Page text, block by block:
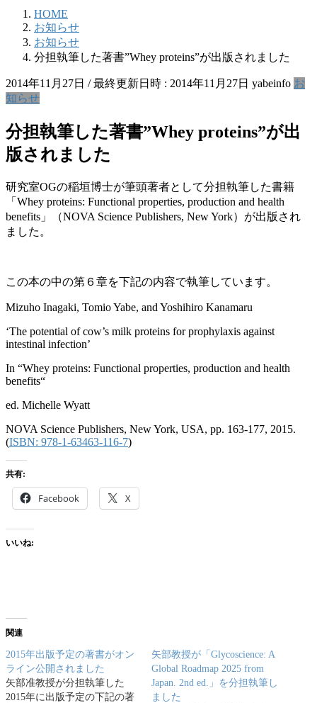
HOME
お知らせ
お知らせ
分担執筆した著書”Whey proteins”が出版されました
2014年11月27日 / 最終更新日時 : 2014年11月27日 yabeinfo お
知らせ
分担執筆した著書”Whey proteins”が出
版されました
研究室OGの稲垣博士が筆頭著者として分担執筆した書籍
「Whey proteins: Functional properties, production and health
benefits」（NOVA Science Publishers, New York）が出版され
ました。
この本の中の第６章を下記の内容で執筆しています。
Mizuho Inagaki, Tomio Yabe, and Yoshihiro Kanamaru
‘The potential of cow’s milk proteins for prophylaxis against
intestinal infection’
In “Whey proteins: Functional properties, production and health
benefits“
ed. Michelle Wyatt
NOVA Science Publishers, New York, USA, pp. 163-177, 2015.
(ISBN: 978-1-63463-116-7)
共有:
Facebook X
いいね:
関連
2015年出版予定の著書がオン
ライン公開されました
矢部准教授が分担執筆した
2015年に出版予定の下記の著
矢部教授が「Glycoscience: A
Global Roadmap 2025 from
Japan. 2nd ed.」を分担執筆し
ました